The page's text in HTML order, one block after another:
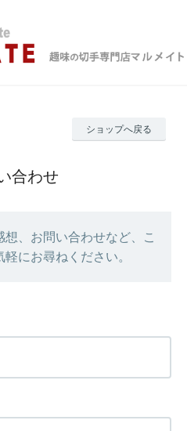
ショップへ戻る
合わせ
、お問い合わせなど、こ
にお尋ねください。